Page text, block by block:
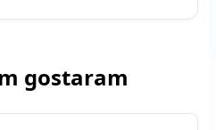
gostaram